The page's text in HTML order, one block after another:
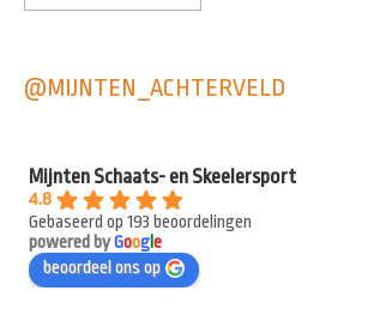
@MIJNTEN_ACHTERVELD
Mijnten Schaats- en Skeelersport
4.8
Gebaseerd op 193 beoordelingen
powered byGooge
beoordeel ons op